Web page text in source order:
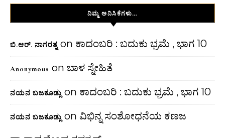
ನಿಮ್ಮ ಅನಿಸಿಕೆಗಳು…
ಬಿ.ಆರ್. ನಾಗರತ್ನ on ಕಾದಂಬರಿ : ಬದುಕು ಭ್ರಮೆ , ಭಾಗ 10
Anonymous on ಬಾಳ ಸ್ನೇಹಿತೆ
ನಯನ ಬಜಕೂಡ್ಲು on ಕಾದಂಬರಿ : ಬದುಕು ಭ್ರಮೆ , ಭಾಗ 10
ನಯನ ಬಜಕೂಡ್ಲು on ವಿಭಿನ್ನ ಸಂಶೋಧನೆಯ ಕಣಜ